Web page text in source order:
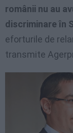
românii nu au
discriminare în
eforturile de
transmite